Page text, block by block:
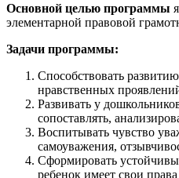
Основной целью программы
элементарной правовой
Задачи программы:
Способствовать
нравственных
Развивать у
сопоставлять,
Воспитывать чувство
самоуважения,
Сформировать
ребенок имеет свои